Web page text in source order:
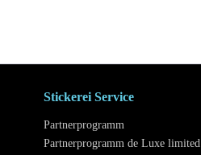
Stickerei Service
Partnerprogramm
Partnerprogramm de Luxe limited